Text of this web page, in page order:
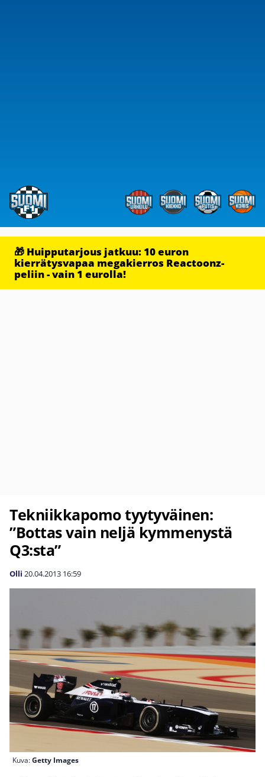
🎁 Huipputarjous jatkuu: 10 euron
kierrätysvapaa megakierros Reactoonz-
peliin - vain 1 eurolla!
Tekniikkapomo tyytyväinen:
”Bottas vain neljä kymmenystä
Q3:sta”
Olli 20.04.2013 16:59
Kuva:Getty Images